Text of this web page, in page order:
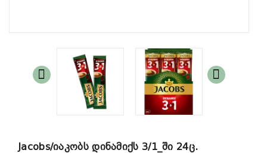
Jacobs/იაკობს Დინამიქს 3/1_ში 24ც.